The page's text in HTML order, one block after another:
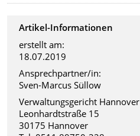
Artikel-Informationen
erstellt am:
18.07.2019
Ansprechpartner/in:
Sven-Marcus Süllow
Verwaltungsgericht Hannover
Leonhardtstraße 15
30175 Hannover